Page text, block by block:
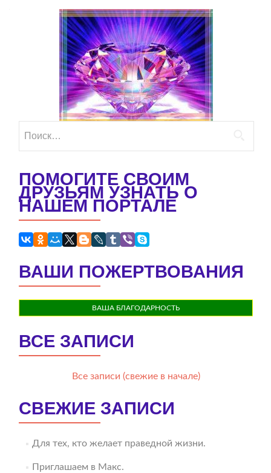
ПОМОГИТЕ СВОИМ
ДРУЗЬЯМ УЗНАТЬ О
НАШЕМ ПОРТАЛЕ
ВАШИ ПОЖЕРТВОВАНИЯ
ВАША БЛАГОДАРНОСТЬ
ВСЕ ЗАПИСИ
Все записи (свежие в начале)
СВЕЖИЕ ЗАПИСИ
Для тех, кто желает праведной жизни.
Приглашаем в Макс.